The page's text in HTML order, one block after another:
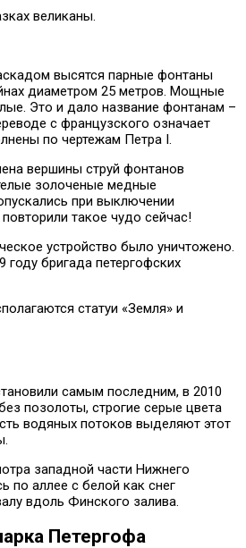
великаны.
высятся парные фонтаны
диаметром 25 метров. Мощные
Это и дало название фонтанам –
с французского означает
по чертежам Петра I.
вершины струй фонтанов
золоченые медные
при выключении
такое чудо сейчас!
устройство было уничтожено.
году бригада петергофских
статуи «Земля» и
самым последним, в 2010
позолоты, строгие серые цвета
водяных потоков выделяют этот
западной части Нижнего
по аллее с белой как снег
вдоль Финского залива.
Петергофа